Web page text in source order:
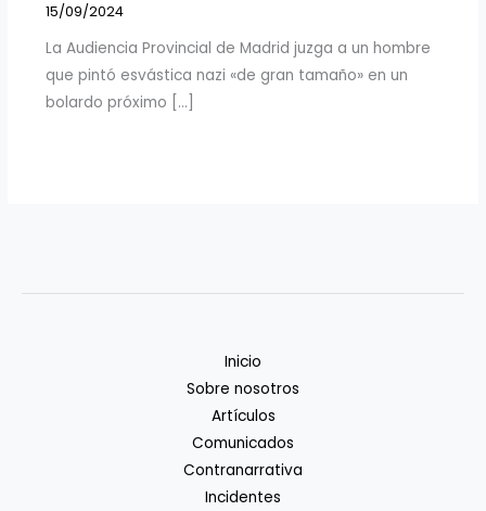
15/09/2024
La Audiencia Provincial de Madrid juzga a un hombre
que pintó esvástica nazi «de gran tamaño» en un
bolardo próximo […]
Inicio
Sobre nosotros
Artículos
Comunicados
Contranarrativa
Incidentes